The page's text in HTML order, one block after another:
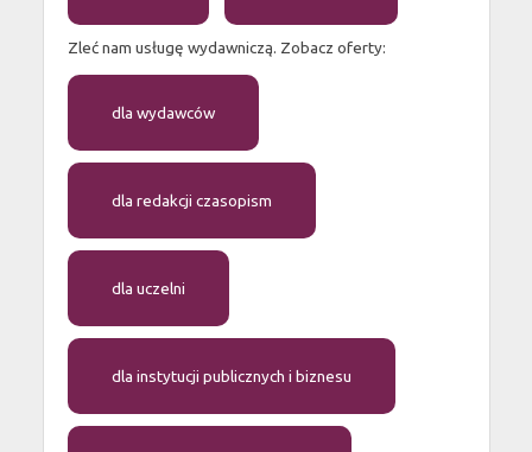
Zleć nam usługę wydawniczą. Zobacz oferty:
dla wydawców
dla redakcji czasopism
dla uczelni
dla instytucji publicznych i biznesu